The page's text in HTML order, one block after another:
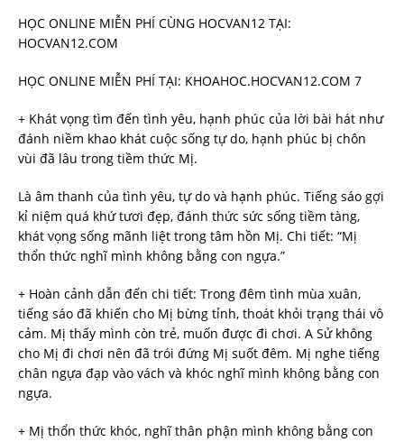
HỌC ONLINE MIỄN PHÍ CÙNG HOCVAN12 TẠI:
HOCVAN12.COM
HỌC ONLINE MIỄN PHÍ TẠI: KHOAHOC.HOCVAN12.COM 7
+ Khát vọng tìm đến tình yêu, hạnh phúc của lời bài hát như
đánh niềm khao khát cuộc sống tự do, hạnh phúc bị chôn
vùi đã lâu trong tiềm thức Mị.
Là âm thanh của tình yêu, tự do và hạnh phúc. Tiếng sáo gợi
kỉ niệm quá khứ tươi đẹp, đánh thức sức sống tiềm tàng,
khát vọng sống mãnh liệt trong tâm hồn Mị. Chi tiết: “Mị
thổn thức nghĩ mình không bằng con ngựa.”
+ Hoàn cảnh dẫn đến chi tiết: Trong đêm tình mùa xuân,
tiếng sáo đã khiến cho Mị bừng tỉnh, thoát khỏi trạng thái vô
cảm. Mị thấy mình còn trẻ, muốn được đi chơi. A Sử không
cho Mị đi chơi nên đã trói đứng Mị suốt đêm. Mị nghe tiếng
chân ngựa đạp vào vách và khóc nghĩ mình không bằng con
ngựa.
+ Mị thổn thức khóc, nghĩ thân phận mình không bằng con